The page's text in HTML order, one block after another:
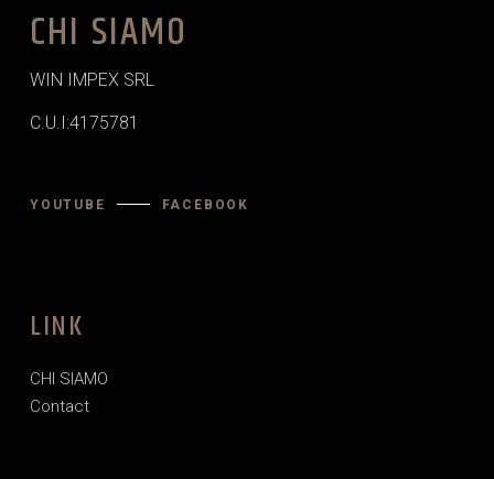
CHI SIAMO
WIN IMPEX SRL
C.U.I:4175781
YOUTUBE FACEBOOK
LINK
CHI SIAMO
Contact